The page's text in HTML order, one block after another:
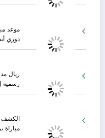
موعد
دوري
ريال
رسمية
الكشف
مباراة